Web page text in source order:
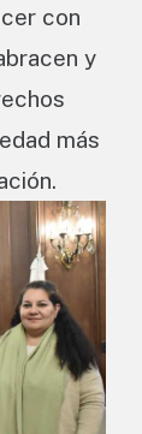
con
y
más